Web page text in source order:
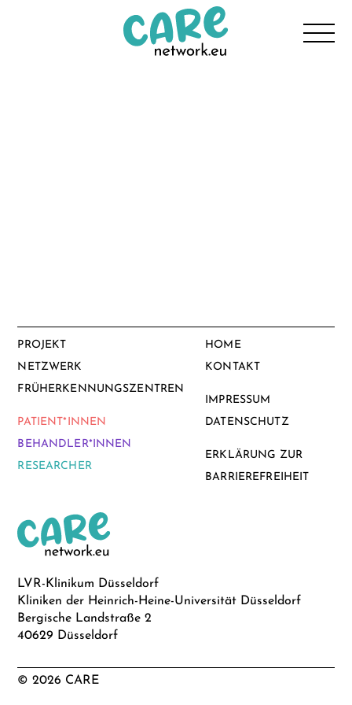
LVR-Klinikum Düsseldorf
Kliniken der Heinrich-Heine-Universität Düsseldorf
Bergische Landstraße 2
40629 Düsseldorf
PROJEKT
NETZWERK
FRÜHERKENNUNGSZENTREN
PATIENT*INNEN
BEHANDLER*INNEN
RESEARCHER
HOME
KONTAKT
IMPRESSUM
DATENSCHUTZ
ERKLÄRUNG ZUR
BARRIEREFREIHEIT
© 2026 CARE